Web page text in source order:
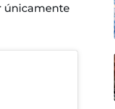
únicamente